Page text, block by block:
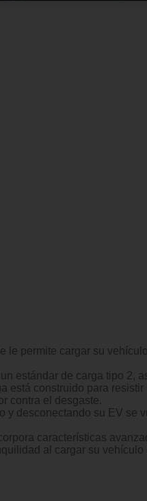
permite cargar su
estándar de carga tipo 2,
construido para
contra el desgaste.
desconectando su EV
características
al cargar su vehículo